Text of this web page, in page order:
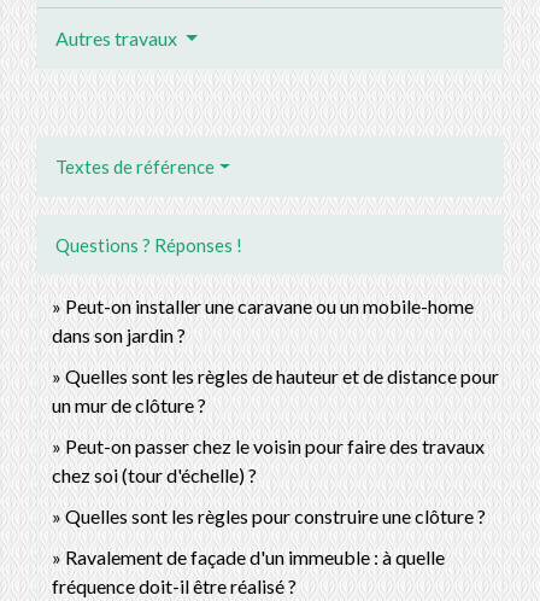
Autres travaux
Textes de référence
Questions ? Réponses !
Peut-on installer une caravane ou un mobile-home
dans son jardin ?
Quelles sont les règles de hauteur et de distance pour
un mur de clôture ?
Peut-on passer chez le voisin pour faire des travaux
chez soi (tour d'échelle) ?
Quelles sont les règles pour construire une clôture ?
Ravalement de façade d'un immeuble : à quelle
fréquence doit-il être réalisé ?